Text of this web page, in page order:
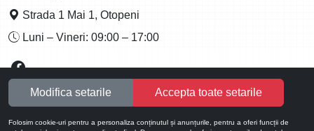
Strada 1 Mai 1, Otopeni
Luni – Vineri: 09:00 – 17:00
Modifica setarile Accepta toate setarile
Folosim cookie-uri pentru a personaliza conținutul și anunțurile, pentru a oferi funcții de